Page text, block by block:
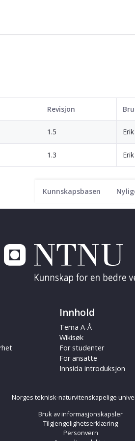
Kunnskapsbasen
Revisjon
1.5
1.3
Innhold
Tema A-Å
Wikisøk
For studenter
For ansatte
Innsida introduksjon
Norges teknisk-naturvitenskapelige
Bruk av informasjonskapsler
Tilgjengelighetserklæring
Personvern